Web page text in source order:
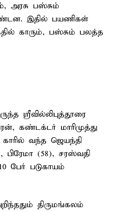
அரசு பஸ்சும்
இதில் பயணிகள்
காரும், பஸ்சும் பலத்த
ஸ்ரீவில்லிபுத்தூரை
கண்டக்டர் மாரிமுத்து
வந்த ஜெயந்தி
(58), சரஸ்வதி
படுகாயம்
திருமங்கலம்